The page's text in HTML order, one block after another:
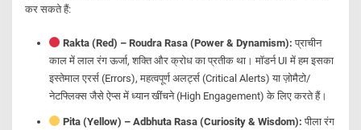
कर सकते हैं:
Rakta (Red) – Roudra Rasa (Power & Dynamism): प्राचीन
काल में लाल रंग ऊर्जा, शक्ति और क्रोध का प्रतीक था। मॉडर्न UI में हम इसका
इस्तेमाल एरर्स (Errors), महत्वपूर्ण अलर्ट्स (Critical Alerts) या ज़ोमैटो/
नेटफ्लिक्स जैसे ऐप्स में ध्यान खींचने (High Engagement) के लिए करते हैं।
Pita (Yellow) – Adbhuta Rasa (Curiosity & Wisdom): पीला रंग